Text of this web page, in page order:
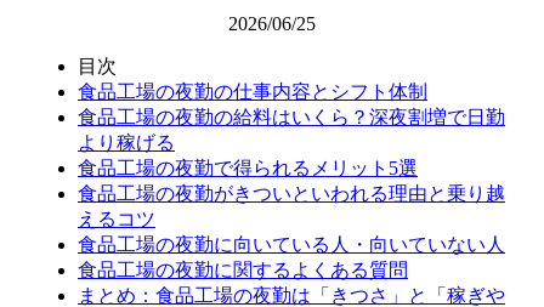
2026/06/25
目次
食品工場の夜勤の仕事内容とシフト体制
食品工場の夜勤の給料はいくら？深夜割増で日勤
より稼げる
食品工場の夜勤で得られるメリット5選
食品工場の夜勤がきついといわれる理由と乗り越
えるコツ
食品工場の夜勤に向いている人・向いていない人
食品工場の夜勤に関するよくある質問
まとめ：食品工場の夜勤は「きつさ」と「稼ぎや